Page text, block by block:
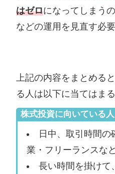
はゼロになってしまう
などの運用を見直す必
上記の内容をまとめる
る人は以下に当てはまる
株式投資に向いている人
日中、取引時間
業・フリーランスなど
長い時間を掛けて